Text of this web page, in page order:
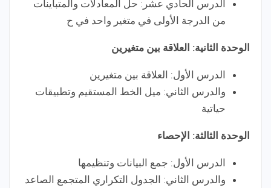
الدرس الحادي عشر: حل المعادلات والمتباينات
من الدرجة الأولى في متغير واحد في ح
الوحدة الثانية: العلاقة بين متغيرين
الدرس الأول: العلاقة بين متغيرين
والدرس الثاني: ميل الخط المستقيم وتطبيقات
حياتية
الوحدة الثالثة: الإحصاء
الدرس الأول: جمع البيانات وتنظيمها
والدرس الثاني: الجدول التكراري المتجمع الصاعد